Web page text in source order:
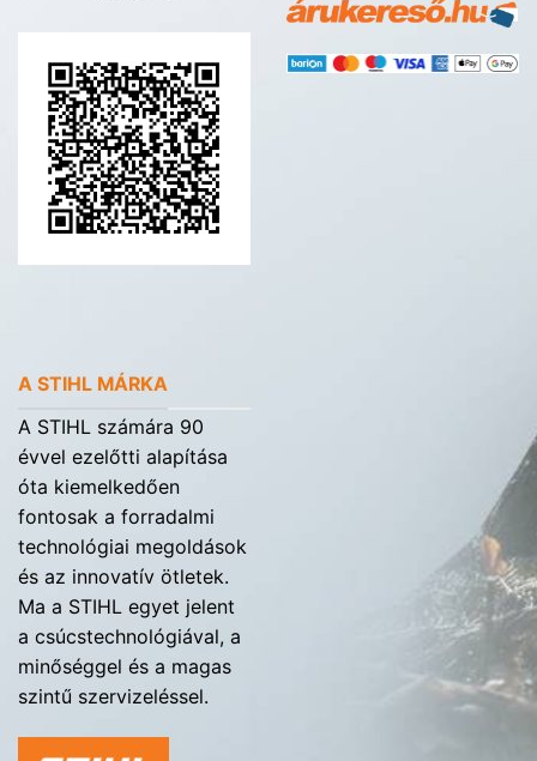
A STIHL MÁRKA
A STIHL számára 90
évvel ezelőtti alapítása
óta kiemelkedően
fontosak a forradalmi
technológiai megoldások
és az innovatív ötletek.
Ma a STIHL egyet jelent
a csúcstechnológiával, a
minőséggel és a magas
szintű szervizeléssel.